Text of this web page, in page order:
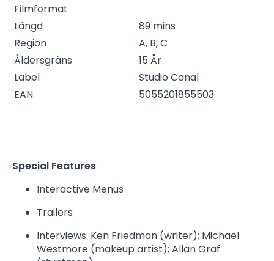
Filmformat
Längd
89 mins
Region
A, B, C
Åldersgräns
15 År
Label
Studio Canal
EAN
5055201855503
Special Features
Interactive Menus
Trailers
Interviews: Ken Friedman (writer); Michael
Westmore (makeup artist); Allan Graf